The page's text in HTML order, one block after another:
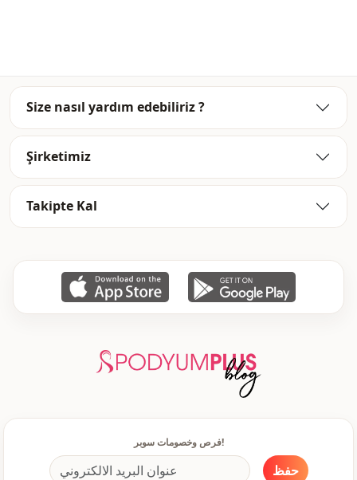
Size nasıl yardım edebiliriz ?
Şirketimiz
Takipte Kal
فرص وخصومات سوبر!
حفظ